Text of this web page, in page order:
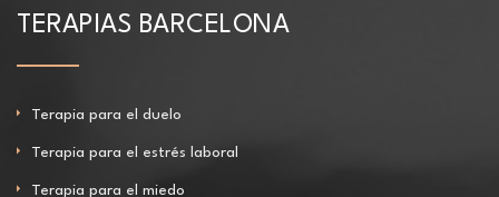
TERAPIAS BARCELONA
Terapia para el duelo
Terapia para el estrés laboral
Terapia para el miedo